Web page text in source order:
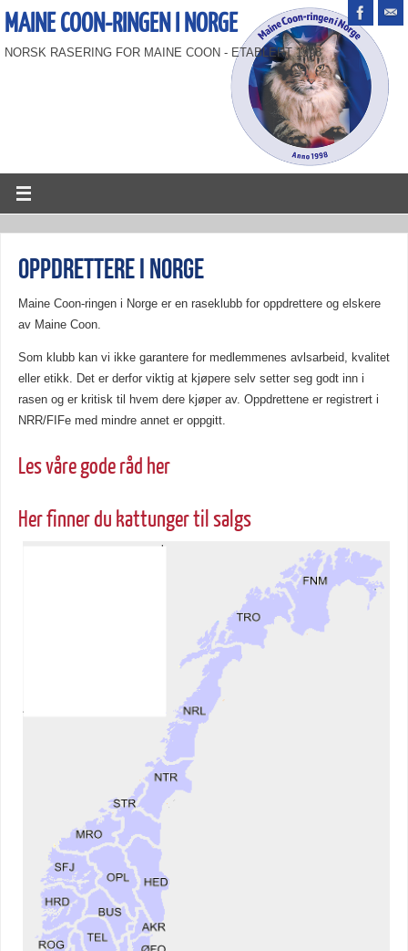
MAINE COON-RINGEN I NORGE
NORSK RASERING FOR MAINE COON - ETABLERT 1998
Oppdrettere i Norge
Maine Coon-ringen i Norge er en raseklubb for oppdrettere og elskere
av Maine Coon.
Som klubb kan vi ikke garantere for medlemmenes avlsarbeid, kvalitet
eller etikk. Det er derfor viktig at kjøpere selv setter seg godt inn i
rasen og er kritisk til hvem dere kjøper av. Oppdrettene er registrert i
NRR/FIFe med mindre annet er oppgitt.
Les våre gode råd her
Her finner du kattunger til salgs